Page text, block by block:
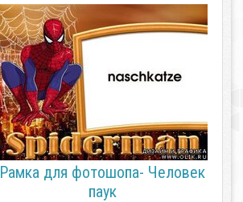
Рамка для фотошопа- Человек
паук